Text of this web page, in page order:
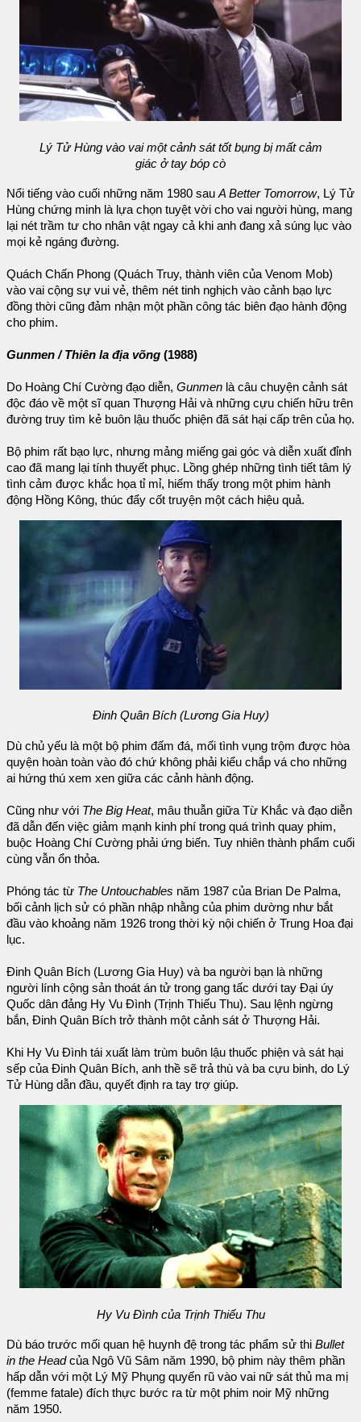
Lý Tử Hùng vào vai một cảnh sát tốt bụng bị mất cảm
giác ở tay bóp cò
Nổi tiếng vào cuối những năm 1980 sauA Better Tomorrow, Lý Tử
Hùng chứng minh là lựa chọn tuyệt vời cho vai người hùng, mang
lại nét trầm tư cho nhân vật ngay cả khi anh đang xả súng lục vào
mọi kẻ ngáng đường.
Quách Chấn Phong (Quách Truy, thành viên của Venom Mob)
vào vai cộng sự vui vẻ, thêm nét tinh nghịch vào cảnh bạo lực
đồng thời cũng đảm nhận một phần công tác biên đạo hành động
cho phim.
Gunmen / Thiên la địa võng (1988)
Do Hoàng Chí Cường đạo diễn, Gunmen là câu chuyện cảnh sát
độc đáo về một sĩ quan Thượng Hải và những cựu chiến hữu trên
đường truy tìm kẻ buôn lậu thuốc phiện đã sát hại cấp trên của họ.
Bộ phim rất bạo lực, nhưng mảng miếng gai góc và diễn xuất đỉnh
cao đã mang lại tính thuyết phục. Lồng ghép những tình tiết tâm lý
tình cảm được khắc họa tỉ mỉ, hiếm thấy trong một phim hành
động Hồng Kông, thúc đẩy cốt truyện một cách hiệu quả.
Đinh Quân Bích (Lương Gia Huy)
Dù chủ yếu là một bộ phim đấm đá, mối tình vụng trộm được hòa
quyện hoàn toàn vào đó chứ không phải kiểu chắp vá cho những
ai hứng thú xem xen giữa các cảnh hành động.
Cũng như với The Big Heat, mâu thuẫn giữa Từ Khắc và đạo diễn
đã dẫn đến việc giảm mạnh kinh phí trong quá trình quay phim,
buộc Hoàng Chí Cường phải ứng biến. Tuy nhiên thành phẩm cuối
cùng vẫn ổn thỏa.
Phóng tác từ The Untouchables năm 1987 của Brian De Palma,
bối cảnh lịch sử có phần nhập nhằng của phim dường như bắt
đầu vào khoảng năm 1926 trong thời kỳ nội chiến ở Trung Hoa đại
lục.
Đinh Quân Bích (Lương Gia Huy) và ba người bạn là những
người lính cộng sản thoát án tử trong gang tấc dưới tay Đại úy
Quốc dân đảng Hy Vu Đình (Trịnh Thiếu Thu). Sau lệnh ngừng
bắn, Đinh Quân Bích trở thành một cảnh sát ở Thượng Hải.
Khi Hy Vu Đình tái xuất làm trùm buôn lậu thuốc phiện và sát hại
sếp của Đinh Quân Bích, anh thề sẽ trả thù và ba cựu binh, do Lý
Tử Hùng dẫn đầu, quyết định ra tay trợ giúp.
Hy Vu Đình của Trịnh Thiếu Thu
Dù báo trước mối quan hệ huynh đệ trong tác phẩm sử thi Bullet
in the Headcủa Ngô Vũ Sâm năm 1990, bộ phim này thêm phần
hấp dẫn với một Lý Mỹ Phụng quyến rũ vào vai nữ sát thủ ma mị
(femme fatale) đích thực bước ra từ một phim noir Mỹ những
năm 1950.